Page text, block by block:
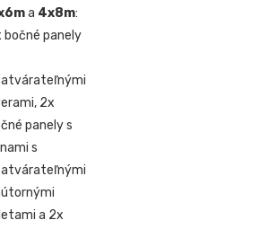
a 4x8m:
bočné panely
2x
panely s
s
a 2x